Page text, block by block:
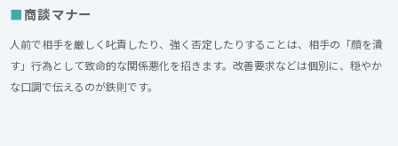
商談マナー
人前で相手を厳しく叱責したり、強く否定したりすることは、相手の「顔を潰
す」行為として致命的な関係悪化を招きます。改善要求などは個別に、穏やか
な口調で伝えるのが鉄則です。